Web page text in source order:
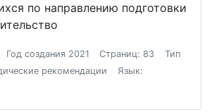
по направлению подготовки
Год создания 2021 Страниц: 83
Тип
рекомендации
Язык: